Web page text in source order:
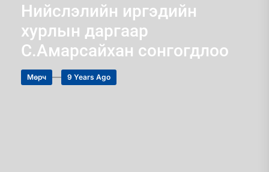
Нийслэлийн иргэдийн
хурлын даргаар
С.Амарсайхан сонгогдлоо
Мөрч 9 Years Ago